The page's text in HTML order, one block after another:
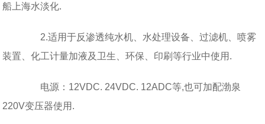
船上海水淡化.
2.适用于反渗透纯水机、水处理设备、过滤机、喷雾
装置、化工计量加液及卫生、环保、印刷等行业中使用.
电源：12VDC. 24VDC. 12ADC等,也可加配渤泉
220V变压器使用.